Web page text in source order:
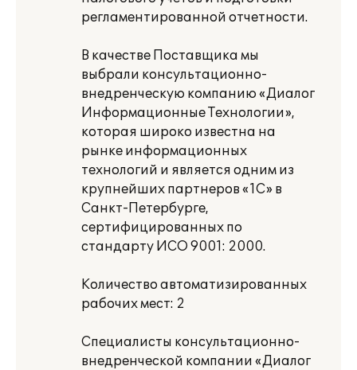
регламентированной отчетности.
В качестве Поставщика мы
выбрали консультационно-
внедренческую компанию «Диалог
Информационные Технологии»,
которая широко известна на
рынке информационных
технологий и является одним из
крупнейших партнеров «1С» в
Санкт-Петербурге,
сертифицированных по
стандарту ИСО 9001: 2000.
Количество автоматизированных
рабочих мест: 2
Специалисты консультационно-
внедренческой компании «Диалог